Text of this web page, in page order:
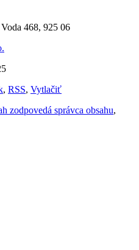
468, 925 06
, RSS, Vytlačiť
zodpovedá správca obsahu,